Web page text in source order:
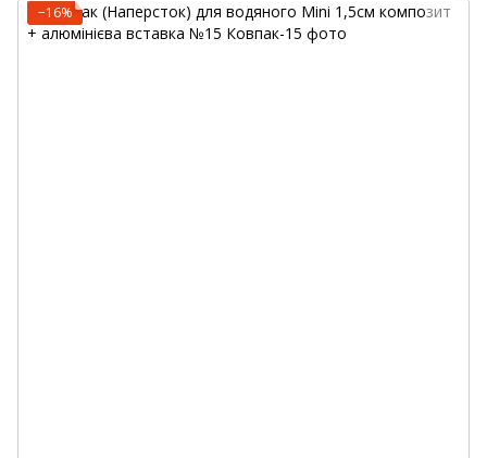
−16%